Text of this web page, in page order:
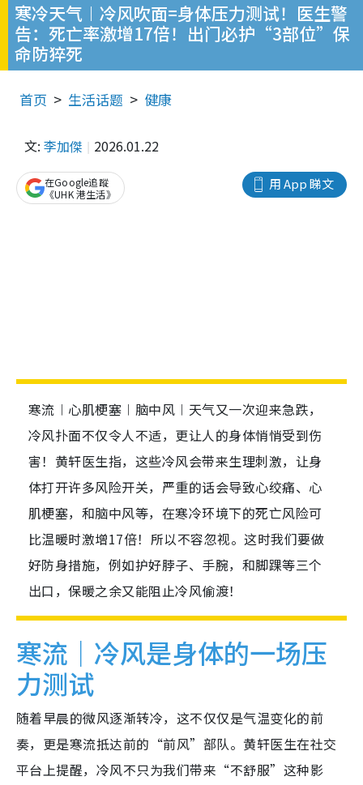
寒冷天气︱冷风吹面=身体压力测试！医生警
告：死亡率激增17倍！出门必护“3部位”保
命防猝死
首页 生活话题 健康
文: 李加傑 2026.01.22
用 App 睇文
在Google追蹤
《UHK 港生活》
寒流︱心肌梗塞︱脑中风︱天气又一次迎来急跌，
冷风扑面不仅令人不适，更让人的身体悄悄受到伤
害！黄轩医生指，这些冷风会带来生理刺激，让身
体打开许多风险开关，严重的话会导致心绞痛、心
肌梗塞，和脑中风等，在寒冷环境下的死亡风险可
比温暖时激增17倍！所以不容忽视。这时我们要做
好防身措施，例如护好脖子、手腕，和脚踝等三个
出口，保暖之余又能阻止冷风偷渡！
寒流｜冷风是身体的一场压
力测试
随着早晨的微风逐渐转冷，这不仅仅是气温变化的前
奏，更是寒流抵达前的“前风”部队。黄轩医生在社交
平台上提醒，冷风不只为我们带来“不舒服”这种影